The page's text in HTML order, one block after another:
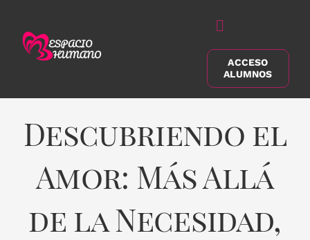
contenido
Alternar
navegación
Buscar:
ACCESO
ALUMNOS
Descubriendo el
Amor: Más Allá
de la Necesidad,